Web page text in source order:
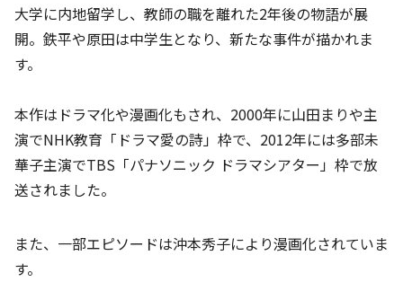
大学に内地留学し、教師の職を離れた2年後の物語が展
開。鉄平や原田は中学生となり、新たな事件が描かれま
す。
本作はドラマ化や漫画化もされ、2000年に山田まりや主
演でNHK教育「ドラマ愛の詩」枠で、2012年には多部未
華子主演でTBS「パナソニック ドラマシアター」枠で放
送されました。
また、一部エピソードは沖本秀子により漫画化されていま
す。